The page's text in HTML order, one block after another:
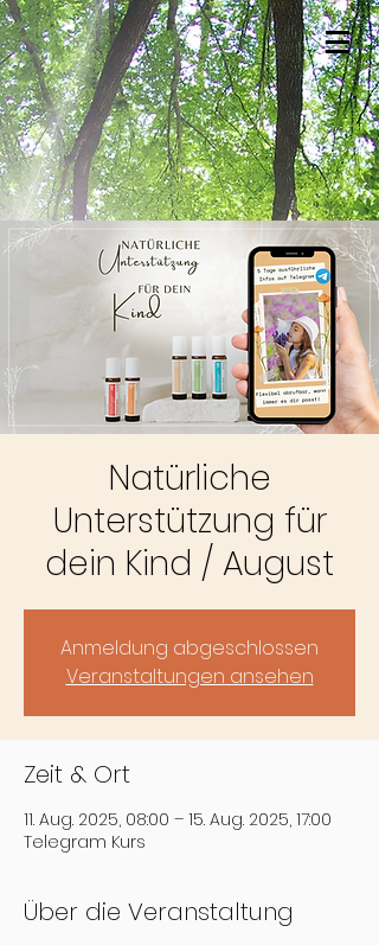
Natürliche
Unterstützung für
dein Kind / August
Anmeldung abgeschlossen
Veranstaltungen ansehen
Zeit & Ort
11. Aug. 2025, 08:00 – 15. Aug. 2025, 17:00
Telegram Kurs
Über die Veranstaltung